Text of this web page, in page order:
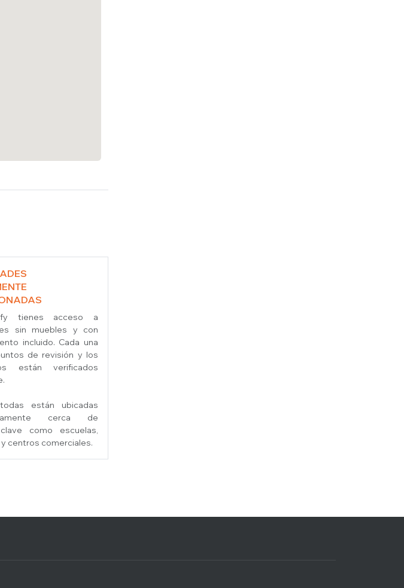
tienes acceso a
sin muebles y con
incluido. Cada una
de revisión y los
están verificados
están ubicadas
cerca de
como escuelas,
centros comerciales.